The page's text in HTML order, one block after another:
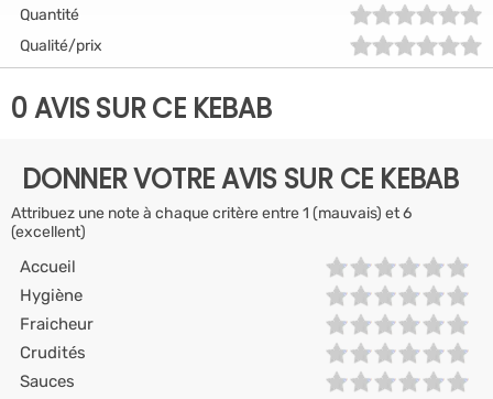
Quantité
Qualité/prix
0 AVIS SUR CE KEBAB
DONNER VOTRE AVIS SUR CE KEBAB
Attribuez une note à chaque critère entre 1 (mauvais) et 6
(excellent)
Accueil
Hygiène
Fraicheur
Crudités
Sauces